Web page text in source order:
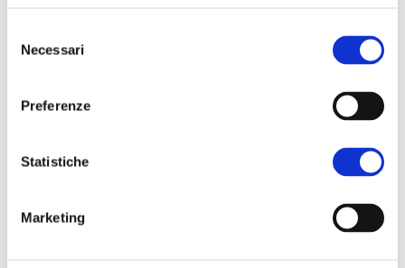
delNecessari
Preferenze
Statistiche
Marketing
Category: